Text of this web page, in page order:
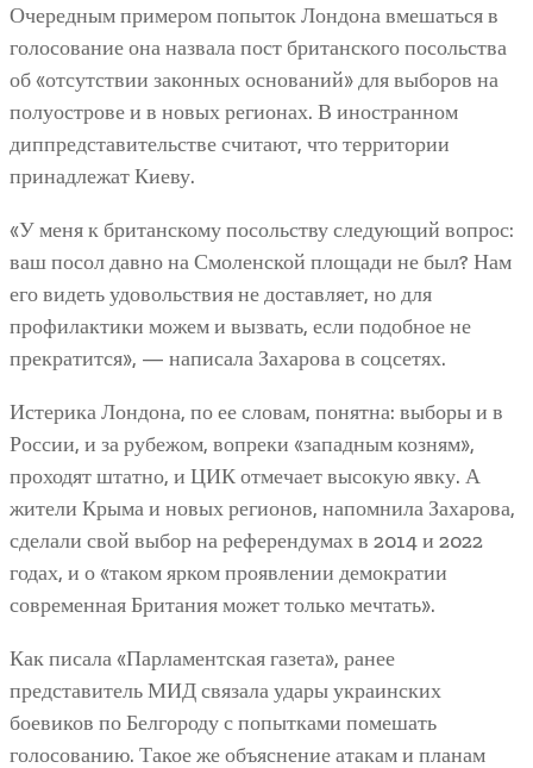
Очередным примером попыток Лондона вмешаться в
голосование она назвала пост британского посольства
об «отсутствии законных оснований» для выборов на
полуострове и в новых регионах. В иностранном
диппредставительстве считают, что территории
принадлежат Киеву.
«У меня к британскому посольству следующий вопрос:
ваш посол давно на Смоленской площади не был? Нам
его видеть удовольствия не доставляет, но для
профилактики можем и вызвать, если подобное не
прекратится», — написала Захарова в соцсетях.
Истерика Лондона, по ее словам, понятна: выборы и в
России, и за рубежом, вопреки «западным козням»,
проходят штатно, и ЦИК отмечает высокую явку. А
жители Крыма и новых регионов, напомнила Захарова,
сделали свой выбор на референдумах в 2014 и 2022
годах, и о «таком ярком проявлении демократии
современная Британия может только мечтать».
Как писала «Парламентская газета», ранее
представитель МИД связала удары украинских
боевиков по Белгороду с попытками помешать
голосованию. Такое же объяснение атакам и планам